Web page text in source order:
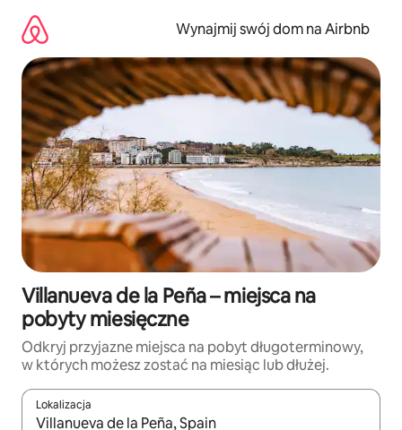
treści
Wynajmij swój dom na Airbnb
Villanueva de la Peña – miejsca na
pobyty miesięczne
Odkryj przyjazne miejsca na pobyt długoterminowy,
w których możesz zostać na miesiąc lub dłużej.
Lokalizacja
Gdy wyniki będą dostępne, możesz poruszać się po nich za